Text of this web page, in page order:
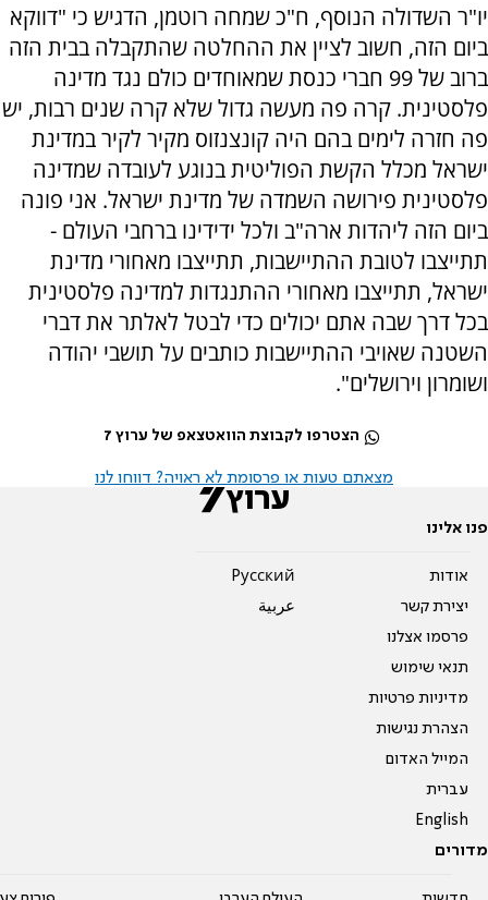
יו"ר השדולה הנוסף, ח"כ שמחה רוטמן, הדגיש כי "דווקא
ביום הזה, חשוב לציין את ההחלטה שהתקבלה בבית הזה
ברוב של 99 חברי כנסת שמאוחדים כולם נגד מדינה
פלסטינית. קרה פה מעשה גדול שלא קרה שנים רבות, יש
פה חזרה לימים בהם היה קונצנזוס מקיר לקיר במדינת
ישראל מכלל הקשת הפוליטית בנוגע לעובדה שמדינה
פלסטינית פירושה השמדה של מדינת ישראל. אני פונה
ביום הזה ליהדות ארה"ב ולכל ידידינו ברחבי העולם -
תתייצבו לטובת ההתיישבות, תתייצבו מאחורי מדינת
ישראל, תתייצבו מאחורי ההתנגדות למדינה פלסטינית
בכל דרך שבה אתם יכולים כדי לבטל לאלתר את דברי
השטנה שאויבי ההתיישבות כותבים על תושבי יהודה
ושומרון וירושלים".
הצטרפו לקבוצת הוואטצאפ של ערוץ 7
מצאתם טעות או פרסומת לא ראויה? דווחו לנו
פנו אלינו
אודות
יצירת קשר
פרסמו אצלנו
תנאי שימוש
מדיניות פרטיות
הצהרת נגישות
המייל האדום
עברית
English
Pусский
عربية
מדורים